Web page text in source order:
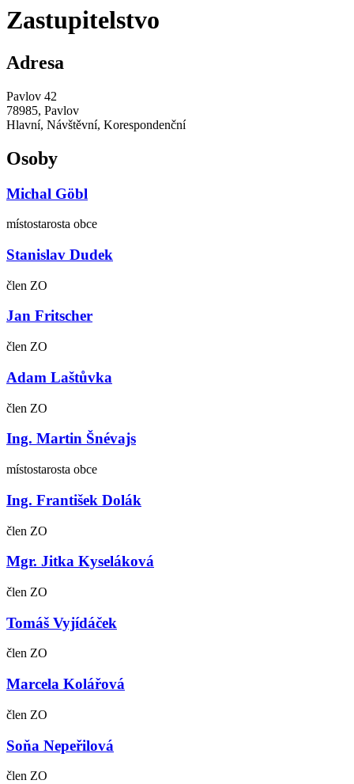
Zastupitelstvo
Adresa
Pavlov 42
78985, Pavlov
Hlavní, Návštěvní, Korespondenční
Osoby
Michal Göbl
místostarosta obce
Stanislav Dudek
člen ZO
Jan Fritscher
člen ZO
Adam Laštůvka
člen ZO
Ing. Martin Šnévajs
místostarosta obce
Ing. František Dolák
člen ZO
Mgr. Jitka Kyseláková
člen ZO
Tomáš Vyjídáček
člen ZO
Marcela Kolářová
člen ZO
Soňa Nepeřilová
člen ZO